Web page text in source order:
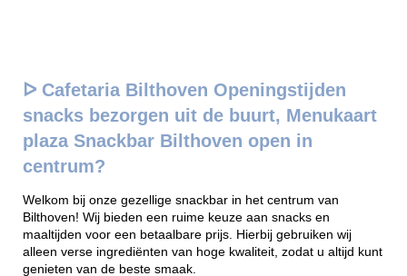
ᐅ Cafetaria Bilthoven Openingstijden
snacks bezorgen uit de buurt, Menukaart
plaza Snackbar Bilthoven open in
centrum?
Welkom bij onze gezellige snackbar in het centrum van
Bilthoven! Wij bieden een ruime keuze aan snacks en
maaltijden voor een betaalbare prijs. Hierbij gebruiken wij
alleen verse ingrediënten van hoge kwaliteit, zodat u altijd kunt
genieten van de beste smaak.